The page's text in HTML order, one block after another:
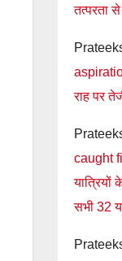
तत्परता
राह पर
caught
सभी 32